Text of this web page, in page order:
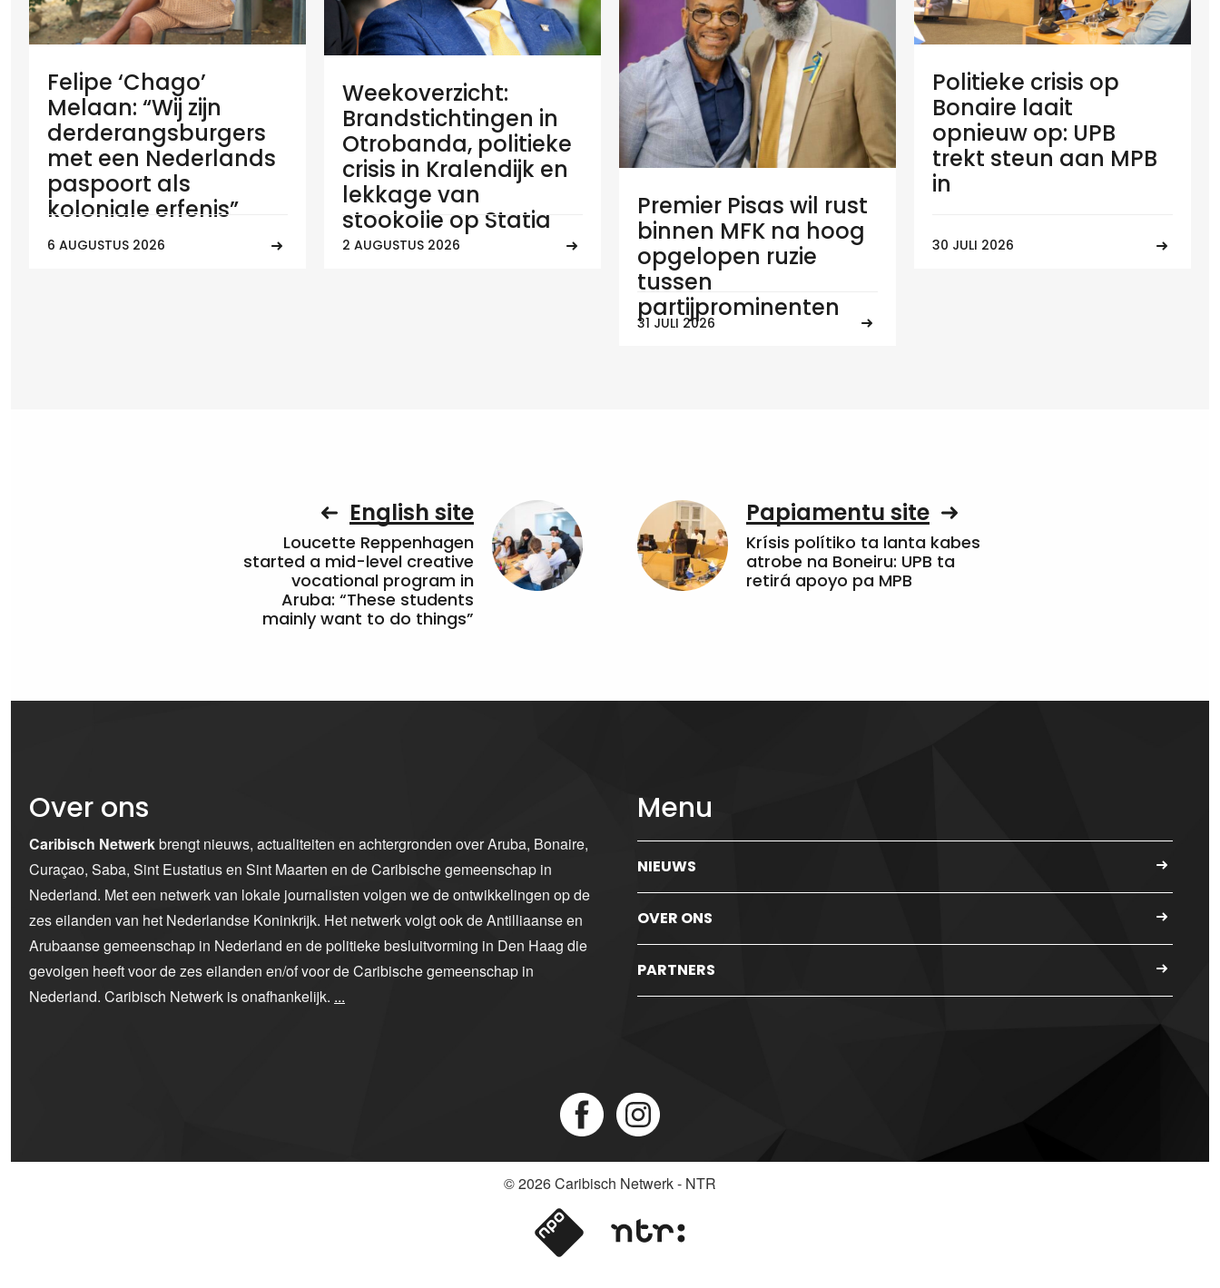
Felipe ‘Chago’
Melaan: “Wij zijn
derderangsburgers
met een Nederlands
paspoort als
koloniale erfenis”
6 AUGUSTUS 2026
Weekoverzicht:
Brandstichtingen in
Otrobanda, politieke
crisis in Kralendijk en
lekkage van
stookolie op Statia
2 AUGUSTUS 2026
Premier Pisas wil rust
binnen MFK na hoog
opgelopen ruzie
tussen
partijprominenten
31 JULI 2026
Politieke crisis op
Bonaire laait
opnieuw op: UPB
trekt steun aan MPB
in
30 JULI 2026
English site
Loucette Reppenhagen
started a mid-level creative
vocational program in
Aruba: “These students
mainly want to do things”
Papiamentu site
Krísis polítiko ta lanta kabes
atrobe na Boneiru: UPB ta
retirá apoyo pa MPB
Over ons
Caribisch Netwerkbrengt nieuws, actualiteiten en achtergronden over Aruba, Bonaire,
Curaçao, Saba, Sint Eustatius en Sint Maarten en de Caribische gemeenschap in
Nederland. Met een netwerk van lokale journalisten volgen we de ontwikkelingen op de
zes eilanden van het Nederlandse Koninkrijk. Het netwerk volgt ook de Antilliaanse en
Arubaanse gemeenschap in Nederland en de politieke besluitvorming in Den Haag die
gevolgen heeft voor de zes eilanden en/of voor de Caribische gemeenschap in
Nederland. Caribisch Netwerk is onafhankelijk. ...
Menu
NIEUWS
OVER ONS
PARTNERS
© 2026Caribisch Netwerk - NTR